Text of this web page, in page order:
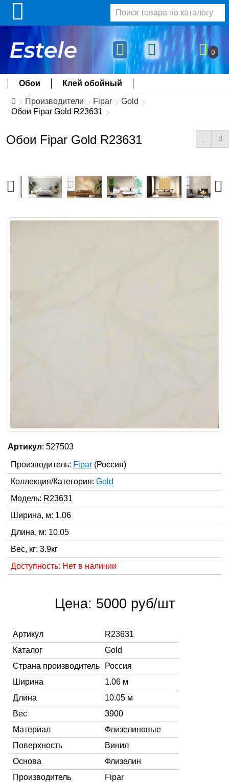
0
Обои Клей обойный
Производители Fipar
Gold
Обои Fipar Gold R23631
Обои Fipar Gold R23631
Артикул: 527503
Производитель: Fipar (Россия)
Коллекция/Категория: Gold
Модель: R23631
Ширина, м: 1.06
Длина, м: 10.05
Вес, кг: 3.9кг
Доступность: Нет в наличии
Цена: 5000 руб/шт
Артикул
R23631
Каталог
Gold
Страна производитель
Россия
Ширина
1.06 м
Длина
10.05 м
Вес
3900
Материал
Флизелиновые
Поверхность
Винил
Основа
Флизелин
Производитель
Fipar